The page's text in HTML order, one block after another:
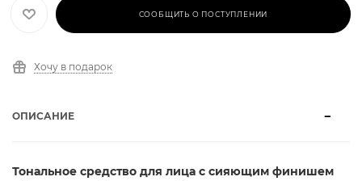
СООБЩИТЬ О ПОСТУПЛЕНИИ
Хочу в подарок
ОПИСАНИЕ
Тональное средство для лица с сияющим финишем